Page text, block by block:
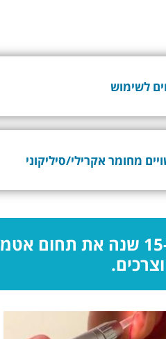
לשימוש
מחומר אקרילי/סיליקוני
חלוצה בתחומה, מתמחה ומובילה כבר למעלה מ-15 שנה את תחום